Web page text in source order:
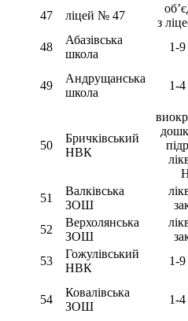
47 ліцей № 47
з
48
Абазівська
школа
1-9
49
Андрущанська
школа
1-4
50
Бричківський
НВК
51
Валківська
ЗОШ
52
Верхолянська
ЗОШ
53
Гожулівський
НВК
1-9
54
Ковалівська
ЗОШ
1-4